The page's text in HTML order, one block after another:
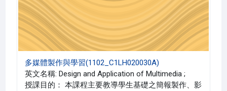
多媒體製作與學習(1102_C1LH020030A)
英文名稱: Design and Application of Multimedia ;
授課目的： 本課程主要教導學生基礎之簡報製作、影